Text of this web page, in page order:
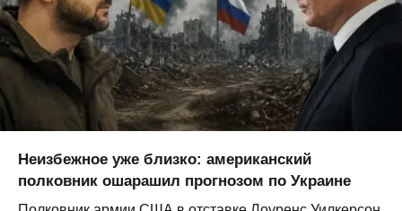
Неизбежное уже близко: американский
полковник ошарашил прогнозом по Украине